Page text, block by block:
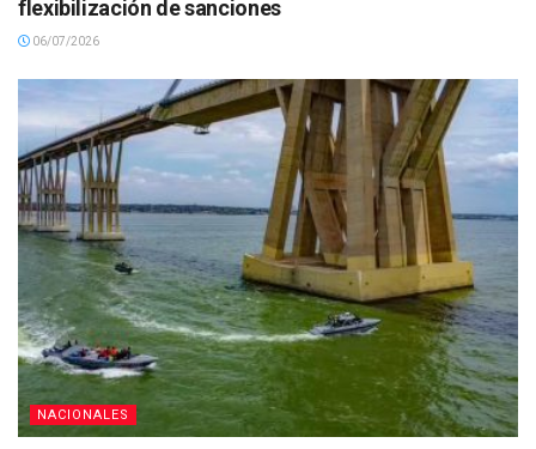
flexibilización de sanciones
06/07/2026
NACIONALES